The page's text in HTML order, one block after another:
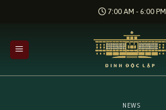
7:00 AM - 6:00 PM
NEWS